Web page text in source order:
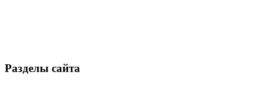
Разделы сайта